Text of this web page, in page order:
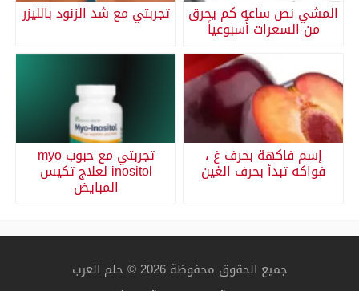
المشي نص ساعه كم يحرق
من السعرات أُسبوعياً
تجربتي مع شد الزنود بالليزر
إسم فاكهة بحرف غ ،
فواكه تبدأ بحرف الغين
تجربتي مع حبوب myo
inositol لعلاج تكيس
المبايض
جميع الحقوق محفوظة 2026 © حلم العرب